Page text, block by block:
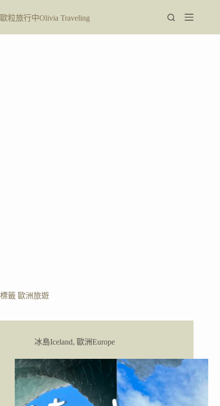
至
歐粒旅行中Olivia Traveling
標籤 歐洲旅遊
冰島Iceland, 歐洲Europe